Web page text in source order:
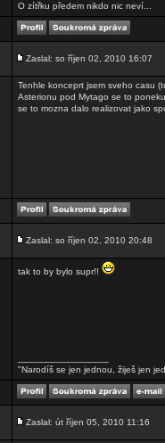
O zítřku předem nikdo nic neví...
Zaslal: so říjen 02, 2010 16:07
Tenhle konceprt jsem sveho casu
Asterionu pod Mytago se to
se to mozna dalo realizovat jako
Zaslal: so říjen 02, 2010 20:48
tak to by bylo supr!!
"Narodíš se jen jednou, žiješ jen
Zaslal: út říjen 05, 2010 11:16